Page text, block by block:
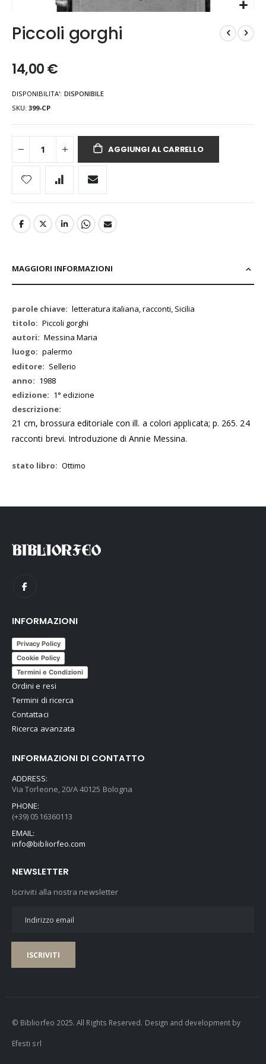
all'inizio
della
di
Piccoli gorghi
14,00 €
DISPONIBILITA': DISPONIBILE
SKU 399-CP
AGGIUNGI AL CARRELLO
MAGGIORI INFORMAZIONI
Maggiori
Informazioni
letteratura italiana, racconti, Sicilia
Piccoli gorghi
Messina Maria
palermo
Sellerio
1988
1° edizione
21 cm, brossura editoriale con ill. a colori applicata; p. 265. 24
racconti brevi. Introduzione di Annie Messina.
Ottimo
INFORMAZIONI
Privacy Policy
Cookie Policy
Termini e Condizioni
Ordini e resi
Termini di ricerca
Contattaci
Ricerca avanzata
INFORMAZIONI DI CONTATTO
ADDRESS:
Via Torleone, 20/A 40125 Bologna
PHONE:
(+39) 0516360113
EMAIL:
info@bibliorfeo.com
NEWSLETTER
Iscriviti alla nostra newsletter
ISCRIVITI
© Bibliorfeo 2025. All Rights Reserved. Design and development by
Efesti srl